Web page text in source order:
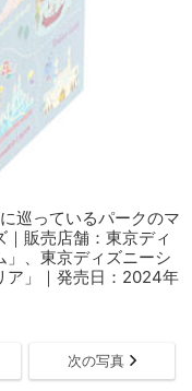
巡っているパークのマ
販売店舗：東京ディ
」、東京ディズニーシ
ア」｜発売日：2024年
次の写真